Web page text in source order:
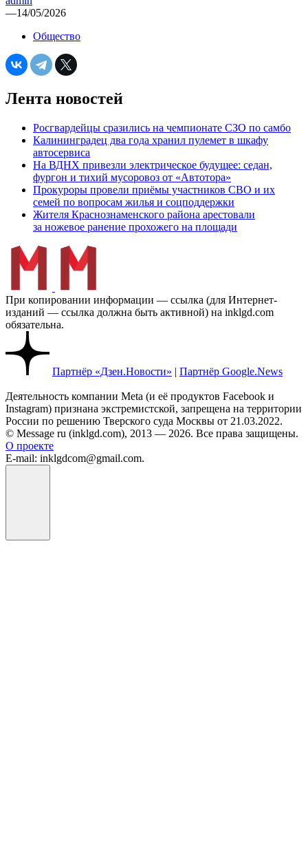
—14/05/2026
Общество
Лента новостей
Росгвардейцы сразились на чемпионате СЗО по самбо
Калининградец два года хранил пулемет в шкафу
автосервиса
На ВДНХ привезли электрическое будущее: седан,
фургон и тихий мусоровоз от «Автотора»
Прокуроры провели приёмы участников СВО и их
семей по вопросам жилья и соцподдержки
Жителя Краснознаменского района арестовали
за ножевое ранение прохожего на площади
При копировании информации — ссылка (для Интернет-
изданий — ссылка должна быть активной) на inklgd.com
обязательна.
Партнёр «Дзен.Новости» | Партнёр Google.News
Деятельность компании Meta (и её продуктов Facebook и
Instagram) признана экстремистской, запрещена на территории
России по решению Тверского суда Москвы от 21.03.2022.
© Message ru (inklgd.com), 2013 — 2026. Все права защищены.
О проекте
E-mail: inklgdcom@gmail.com.